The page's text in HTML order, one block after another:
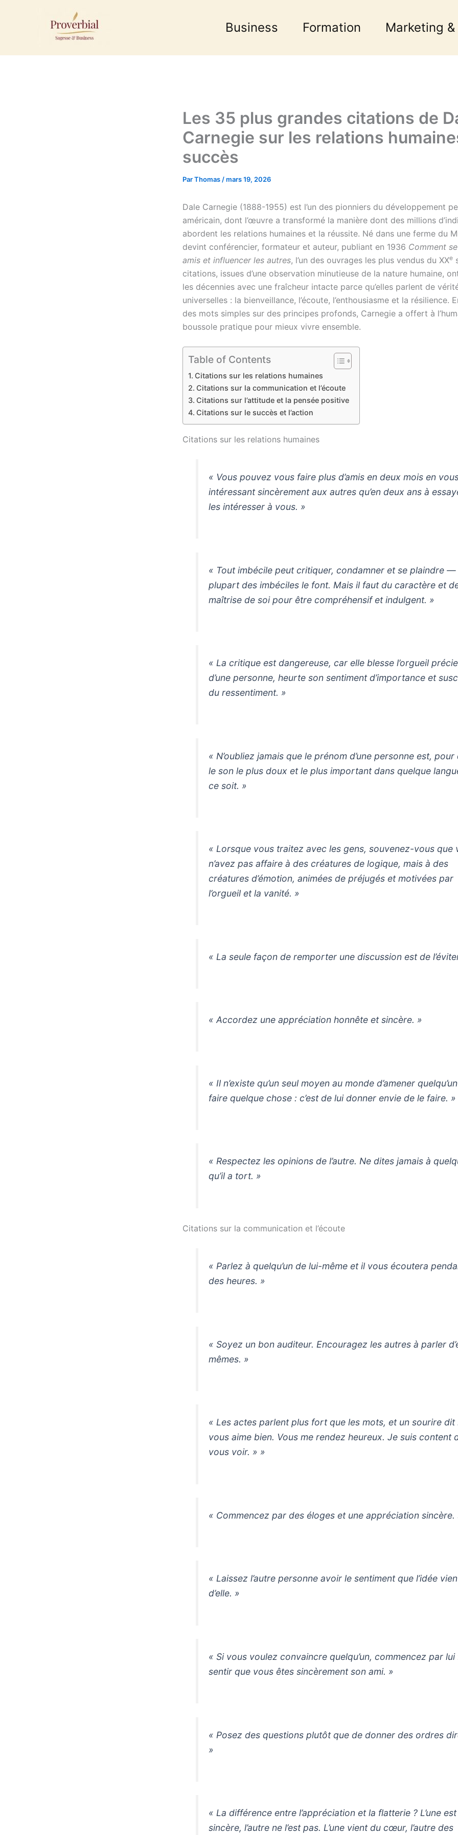
Business Formation Marketing
Les 35 plus grandes citations de
Carnegie sur les relations
succès
ParThomas /mars 19, 2026
Dale Carnegie (1888-1955) est l’un des pionniers du développement
américain, dont l’œuvre a transformé la manière dont des millions
abordent les relations humaines et la réussite. Né dans une ferme du
devint conférencier, formateur et auteur, publiant en 1936 Comment
amis et influencer les autres, l’un des ouvrages les plus vendus du XXe
citations, issues d’une observation minutieuse de la nature humaine,
les décennies avec une fraîcheur intacte parce qu’elles parlent de
universelles : la bienveillance, l’écoute, l’enthousiasme et la résilience.
des mots simples sur des principes profonds, Carnegie a offert à
boussole pratique pour mieux vivre ensemble.
Table of Contents
Citations sur les relations humaines
Citations sur la communication et l’écoute
Citations sur l’attitude et la pensée positive
Citations sur le succès et l’action
Citations sur les relations humaines
« Vous pouvez vous faire plus d’amis en deux mois en
intéressant sincèrement aux autres qu’en deux ans à
les intéresser à vous. »
« Tout imbécile peut critiquer, condamner et se plaindre —
plupart des imbéciles le font. Mais il faut du caractère et
maîtrise de soi pour être compréhensif et indulgent. »
« La critique est dangereuse, car elle blesse l’orgueil
d’une personne, heurte son sentiment d’importance et
du ressentiment. »
« N’oubliez jamais que le prénom d’une personne est, pour
le son le plus doux et le plus important dans quelque
ce soit. »
« Lorsque vous traitez avec les gens, souvenez-vous que
n’avez pas affaire à des créatures de logique, mais à des
créatures d’émotion, animées de préjugés et motivées par
l’orgueil et la vanité. »
« La seule façon de remporter une discussion est de
« Accordez une appréciation honnête et sincère. »
« Il n’existe qu’un seul moyen au monde d’amener
faire quelque chose : c’est de lui donner envie de le faire. »
« Respectez les opinions de l’autre. Ne dites jamais à
qu’il a tort. »
Citations sur la communication et l’écoute
« Parlez à quelqu’un de lui-même et il vous écoutera
des heures. »
« Soyez un bon auditeur. Encouragez les autres à parler
mêmes. »
« Les actes parlent plus fort que les mots, et un sourire dit
vous aime bien. Vous me rendez heureux. Je suis content
vous voir. » »
« Commencez par des éloges et une appréciation sincère.
« Laissez l’autre personne avoir le sentiment que l’idée
d’elle. »
« Si vous voulez convaincre quelqu’un, commencez par lui
sentir que vous êtes sincèrement son ami. »
« Posez des questions plutôt que de donner des ordres
»
« La différence entre l’appréciation et la flatterie ? L’une est
sincère, l’autre ne l’est pas. L’une vient du cœur, l’autre des